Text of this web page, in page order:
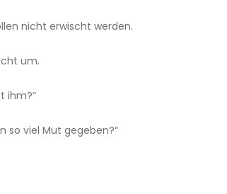
nicht erwischt werden.
um.
ihm?“
so viel Mut gegeben?“